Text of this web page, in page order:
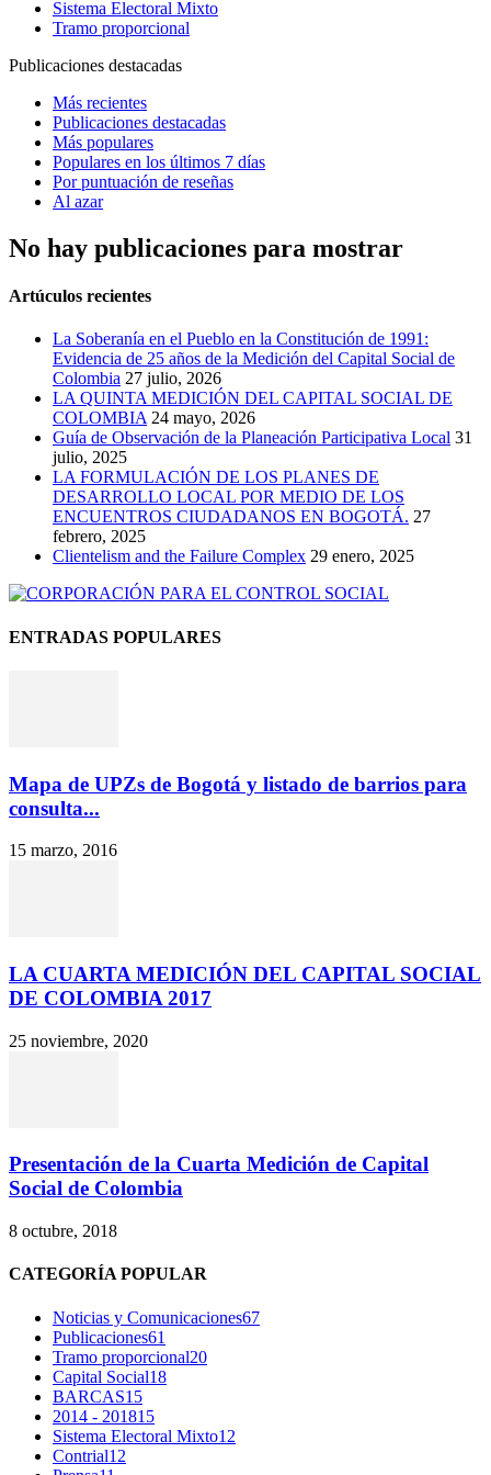
Sistema Electoral Mixto
Tramo proporcional
Publicaciones destacadas
Más recientes
Publicaciones destacadas
Más populares
Populares en los últimos 7 días
Por puntuación de reseñas
Al azar
No hay publicaciones para mostrar
Artúculos recientes
La Soberanía en el Pueblo en la Constitución de 1991:
Evidencia de 25 años de la Medición del Capital Social de
Colombia 27 julio, 2026
LA QUINTA MEDICIÓN DEL CAPITAL SOCIAL DE
COLOMBIA 24 mayo, 2026
Guía de Observación de la Planeación Participativa Local 31
julio, 2025
LA FORMULACIÓN DE LOS PLANES DE
DESARROLLO LOCAL POR MEDIO DE LOS
ENCUENTROS CIUDADANOS EN BOGOTÁ. 27
febrero, 2025
Clientelism and the Failure Complex 29 enero, 2025
ENTRADAS POPULARES
Mapa de UPZs de Bogotá y listado de barrios para
consulta...
15 marzo, 2016
LA CUARTA MEDICIÓN DEL CAPITAL SOCIAL
DE COLOMBIA 2017
25 noviembre, 2020
Presentación de la Cuarta Medición de Capital
Social de Colombia
8 octubre, 2018
CATEGORÍA POPULAR
Noticias y Comunicaciones67
Publicaciones61
Tramo proporcional20
Capital Social18
BARCAS15
2014 - 201815
Sistema Electoral Mixto12
Contrial12